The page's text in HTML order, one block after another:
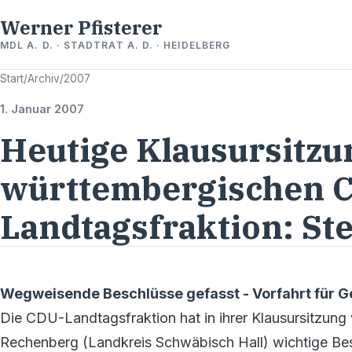
Werner Pfisterer
MDL A. D. · STADTRAT A. D. · HEIDELBERG
Start/Archiv/2007
1. Januar 2007
Heutige
württembergischen
Landtagsfraktion:
Wegweisende Beschlüsse gefasst - Vorfahrt für
Die CDU-Landtagsfraktion hat in ihrer
Rechenberg (Landkreis Schwäbisch Hall) wichtige